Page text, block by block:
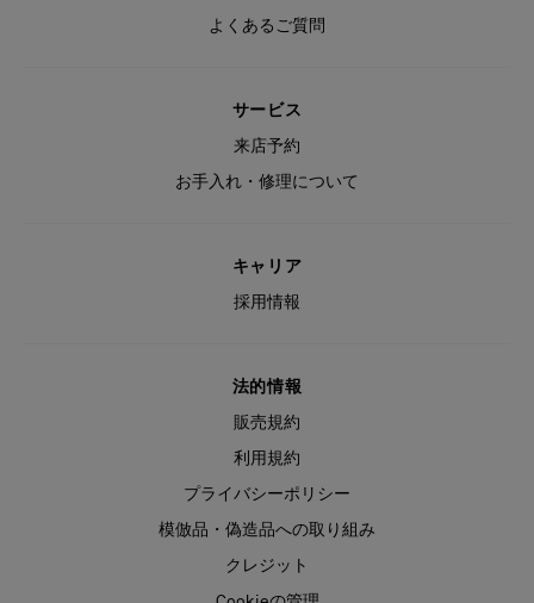
よくあるご質問
サービス
来店予約
お手入れ・修理について
キャリア
採用情報
法的情報
販売規約
利用規約
プライバシーポリシー
模倣品・偽造品への取り組み
クレジット